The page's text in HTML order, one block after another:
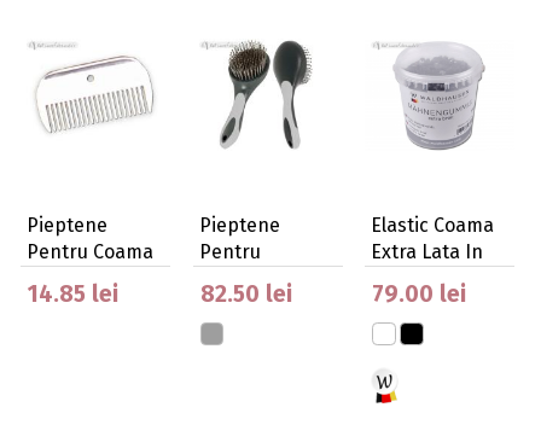
Pieptene
Pentru Coama
14.85 lei
Pieptene
Pentru
Coama/coada
Cu Maner Er…
82.50 lei
Elastic Coama
Extra Lata In
Galetusa
79.00 lei